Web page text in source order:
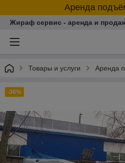
Аренда
Жираф сервис - аренда и
Товары и услуги Аренда
-36%